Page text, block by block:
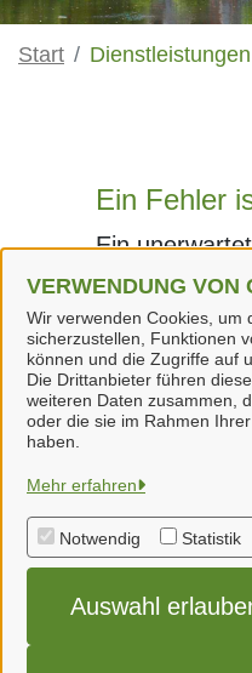
VERWENDUNG VON
Wir verwenden Cookies, um
sicherzustellen, Funktionen
können und die Zugriffe auf
Die Drittanbieter führen
weiteren Daten zusammen,
oder die sie im Rahmen
haben.
Mehr erfahren
Notwendig Statistik
Auswahl
Start Dienstleistungen
Ein Fehler
Ein
aufgetreten.
Samtgemeinde
Alle Rechte